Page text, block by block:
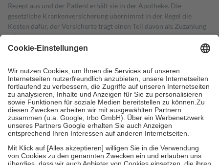
Rezept aus und der Patient erhält sie in der Apotheke. Die
gesetzliche Krankenversicherung übernimmt in der Regel die
Kosten dafür, der Versicherte trägt einen Teil davon als Zuzahlung
mit.
Grundsätzlich leisten Mitglieder Zuzahlungen in Höhe von zehn
höchstens zehn Euro.
Es sind jedoch nie mehr als die tatsächlichen
Kosten der Leistung zu entrichten.
Diese Regeln gelten grundsätzlich auch für Online-Apotheken.
Bei Heilmitteln und häuslicher Krankenpflege beträgt die
Zuzahlung zehn Prozent der Kosten sowie zehn Euro je
Verordnung.
Um das Engagement der Versicherten für ihre eigene Gesundheit zu
stärken und die besondere Stellung der Familie zu unterstützen,
fallenkeine Zuzahlungenan bei:
• Kindern und Jugendlichen bis zum vollendeten 18. Lebensjahr